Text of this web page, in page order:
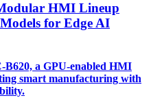
HMI Lineup
for Edge AI
B620, a GPU-enabled HMI
smart manufacturing with